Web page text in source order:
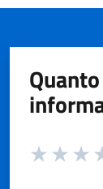
Valuta da 1 a 5